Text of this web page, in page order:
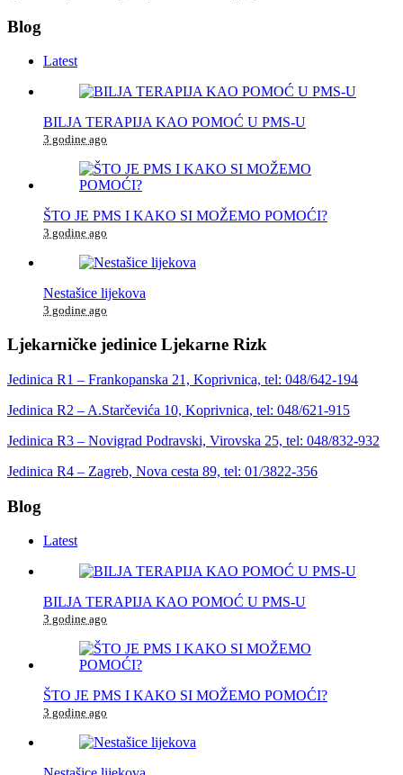
Blog
Latest
BILJA TERAPIJA KAO POMOĆ U PMS-U
3 godine ago
ŠTO JE PMS I KAKO SI MOŽEMO POMOĆI?
3 godine ago
Nestašice lijekova
3 godine ago
Ljekarničke jedinice Ljekarne Rizk
Jedinica R1 – Frankopanska 21, Koprivnica, tel: 048/642-194
Jedinica R2 – A.Starčevića 10, Koprivnica, tel: 048/621-915
Jedinica R3 – Novigrad Podravski, Virovska 25, tel: 048/832-932
Jedinica R4 – Zagreb, Nova cesta 89, tel: 01/3822-356
Blog
Latest
BILJA TERAPIJA KAO POMOĆ U PMS-U
3 godine ago
ŠTO JE PMS I KAKO SI MOŽEMO POMOĆI?
3 godine ago